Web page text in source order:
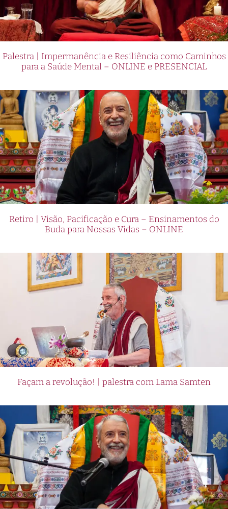
Palestra | Impermanência e Resiliência como Caminhos
para a Saúde Mental – ONLINE e PRESENCIAL
Retiro | Visão, Pacificação e Cura – Ensinamentos do
Buda para Nossas Vidas – ONLINE
Façam a revolução! | palestra com Lama Samten